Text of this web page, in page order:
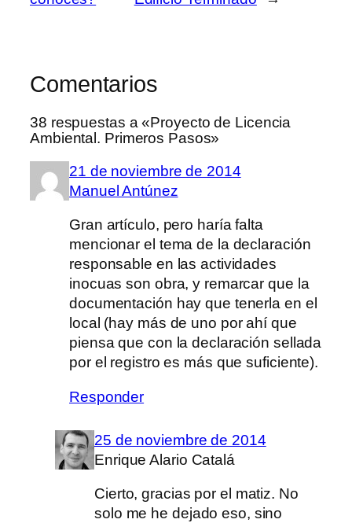
Comentarios
38 respuestas a «Proyecto de Licencia
Ambiental. Primeros Pasos»
21 de noviembre de 2014
Manuel Antúnez
Gran artículo, pero haría falta
mencionar el tema de la declaración
responsable en las actividades
inocuas son obra, y remarcar que la
documentación hay que tenerla en el
local (hay más de uno por ahí que
piensa que con la declaración sellada
por el registro es más que suficiente).
Responder
25 de noviembre de 2014
Enrique Alario Catalá
Cierto, gracias por el matiz. No
solo me he dejado eso, sino